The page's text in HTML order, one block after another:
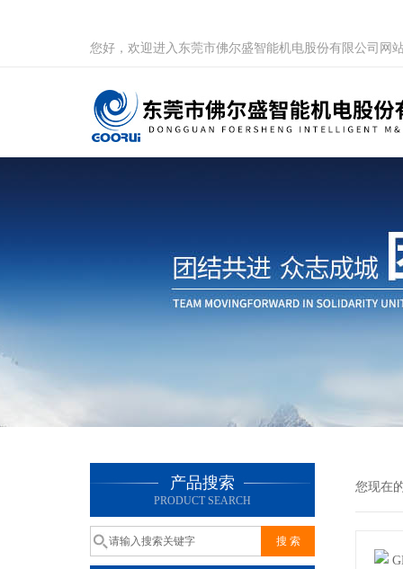
您好，欢迎进入东莞市佛尔盛智能机电股份有限公司网
产品搜索
PRODUCT SEARCH
您现在